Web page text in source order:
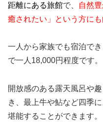
距離にある旅館で、
自然
癒されたい」という方に
一人から家族でも宿泊で
で一人18,000円程度です。
開放感のある露天風呂や
き、最上牛や鮎など四季
堪能することができます。